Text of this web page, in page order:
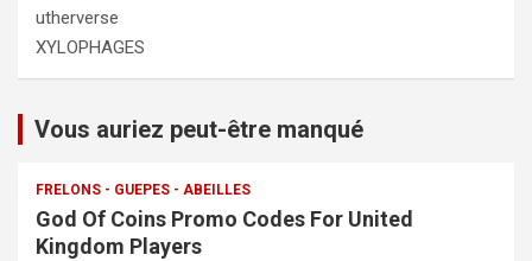
utherverse
XYLOPHAGES
Vous auriez peut-être manqué
FRELONS - GUEPES - ABEILLES
God Of Coins Promo Codes For United
Kingdom Players